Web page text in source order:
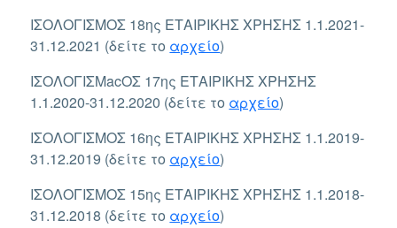
ΙΣΟΛΟΓΙΣΜΟΣ 18ης ΕΤΑΙΡΙΚΗΣ ΧΡΗΣΗΣ 1.1.2021-
31.12.2021 (δείτε το αρχείο)
ΙΣΟΛΟΓΙΣΜacΟΣ 17ης ΕΤΑΙΡΙΚΗΣ ΧΡΗΣΗΣ
1.1.2020-31.12.2020 (δείτε το αρχείο)
ΙΣΟΛΟΓΙΣΜΟΣ 16ης ΕΤΑΙΡΙΚΗΣ ΧΡΗΣΗΣ 1.1.2019-
31.12.2019 (δείτε το αρχείο)
ΙΣΟΛΟΓΙΣΜΟΣ 15ης ΕΤΑΙΡΙΚΗΣ ΧΡΗΣΗΣ 1.1.2018-
31.12.2018 (δείτε το αρχείο)